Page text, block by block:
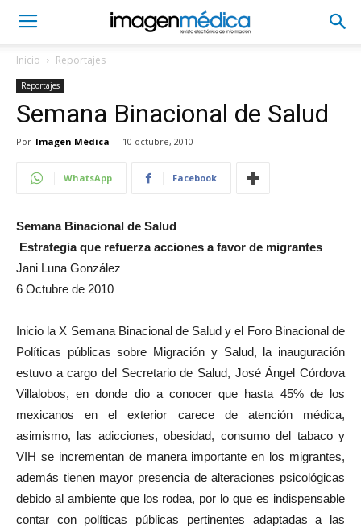
Inicio Reportajes
Reportajes
Semana Binacional de Salud
Por Imagen Médica - 10 octubre, 2010
WhatsApp Facebook
Semana Binacional de Salud
Estrategia que refuerza acciones a favor de migrantes
Jani Luna González
6 Octubre de 2010
Inicio la X Semana Binacional de Salud y el Foro Binacional de
Políticas públicas sobre Migración y Salud, la inauguración
estuvo a cargo del Secretario de Salud, José Ángel Córdova
Villalobos, en donde dio a conocer que hasta 45% de los
mexicanos en el exterior carece de atención médica,
asimismo, las adicciones, obesidad, consumo del tabaco y
VIH se incrementan de manera importante en los migrantes,
además tienen mayor presencia de alteraciones psicológicas
debido al ambiente que los rodea, por lo que es indispensable
contar con políticas públicas pertinentes adaptadas a las